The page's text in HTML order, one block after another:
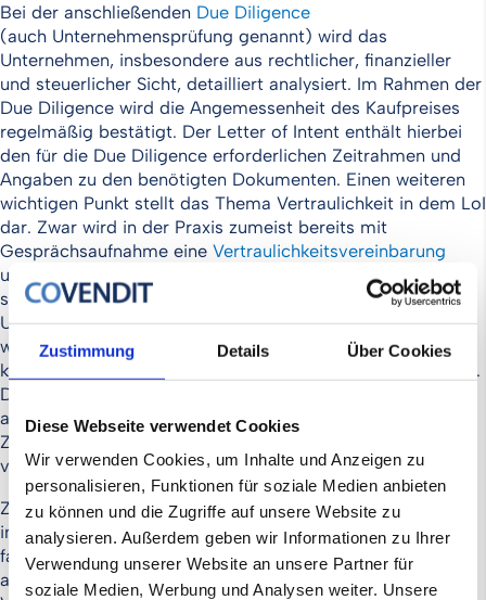
Zustimmung Details Über Cookies
Diese Webseite verwendet Cookies
Wir verwenden Cookies, um Inhalte und Anzeigen zu
personalisieren, Funktionen für soziale Medien anbieten
zu können und die Zugriffe auf unsere Website zu
analysieren. Außerdem geben wir Informationen zu Ihrer
Verwendung unserer Website an unsere Partner für
soziale Medien, Werbung und Analysen weiter. Unsere
Bei der anschließenden Due Diligence
(auch Unternehmensprüfung genannt) wird das
Unternehmen, insbesondere aus rechtlicher, finanzieller
und steuerlicher Sicht, detailliert analysiert. Im Rahmen der
Due Diligence wird die Angemessenheit des Kaufpreises
regelmäßig bestätigt. Der Letter of Intent enthält hierbei
den für die Due Diligence erforderlichen Zeitrahmen und
Angaben zu den benötigten Dokumenten. Einen weiteren
wichtigen Punkt stellt das Thema Vertraulichkeit in dem LoI
dar. Zwar wird in der Praxis zumeist bereits mit
Gesprächsaufnahme eine Vertraulichkeitsvereinbarung
unterzeichnet, zum Schutz vertraulicher Informationen
sollte diese Vereinbarung jedoch spätestens mit der
Unterzeichnung einer Kaufabsichtserklärung spezifiziert
werden. Abhängig von der individuellen Ausgestaltung
kann der Letter of Intent zudem eine
vorsehen.
Diese untersagt es dem Unternehmensverkäufer, mit
anderen Kaufinteressenten über das gleiche
Zielunternehmen zu sprechen. Sofern eine Exklusivität
vorgesehen ist, wird diese regelmäßig zeitlich begrenzt.
Zu berücksichtigen ist, dass von bestimmten Regelungen
im Rahmen der Kaufabsichtserklärung eine nicht nur
faktische, sondern auch rechtlich bindende Wirkung
ausgeht. Zwar werden Klauseln bezüglich der